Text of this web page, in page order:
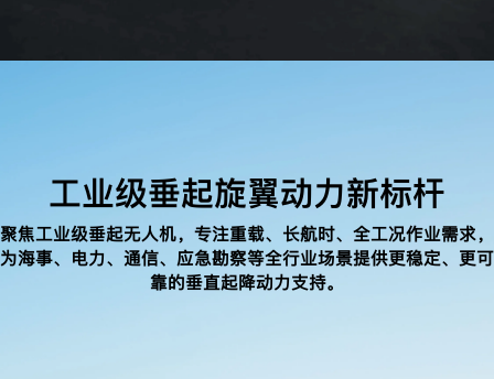
工业级垂起旋翼动力新标杆
聚焦工业级垂起无人机，专注重载、长航时、全工况作业需求，
为海事、电力、通信、应急勘察等全行业场景提供更稳定、更可
靠的垂直起降动力支持。